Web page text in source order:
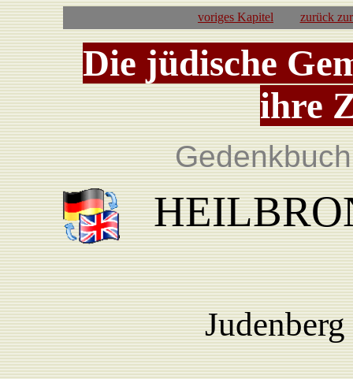
voriges Kapitel zurück
Die jüdische
ihre